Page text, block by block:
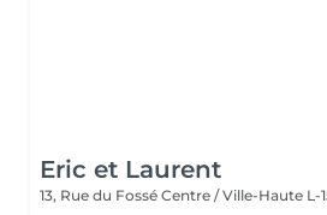
Eric et Laurent
13, Rue du Fossé Centre / Ville-Haute L-